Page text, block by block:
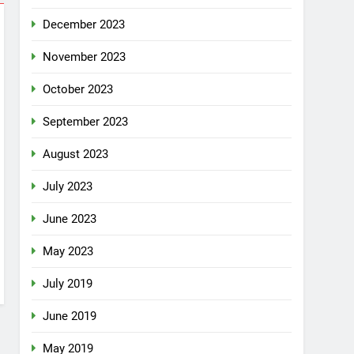
December 2023
November 2023
October 2023
September 2023
August 2023
July 2023
June 2023
May 2023
July 2019
June 2019
May 2019